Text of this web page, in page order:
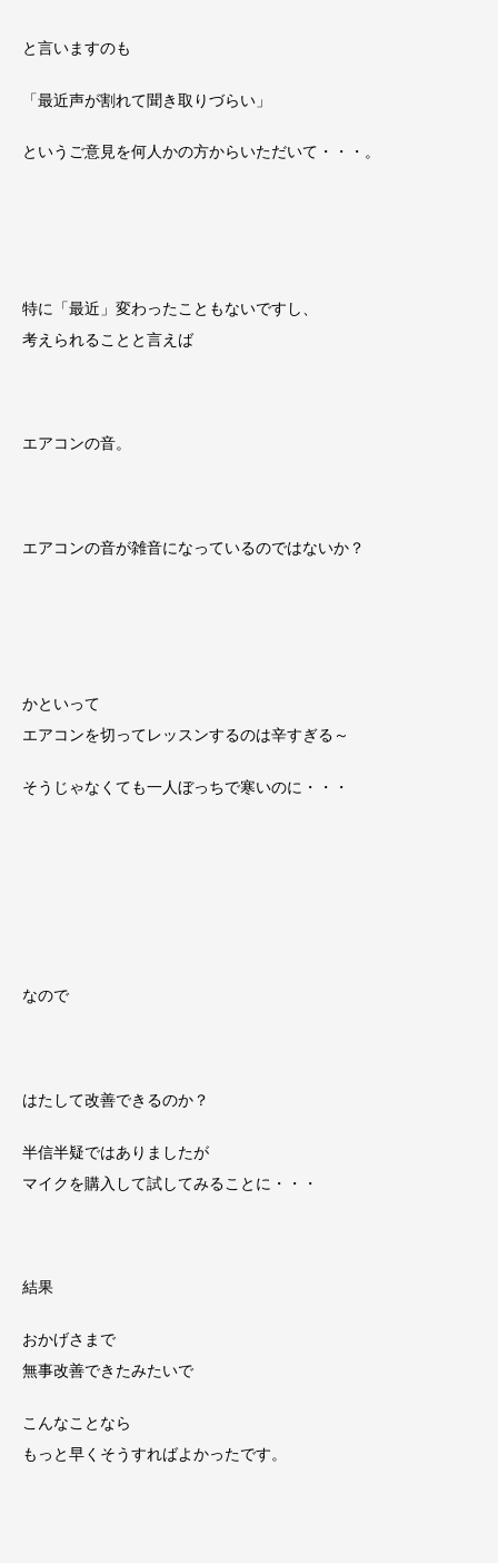
と言いますのも
「最近声が割れて聞き取りづらい」
というご意見を何人かの方からいただいて・・・。
特に「最近」変わったこともないですし、
考えられることと言えば
エアコンの音。
エアコンの音が雑音になっているのではないか？
かといって
エアコンを切ってレッスンするのは辛すぎる～
そうじゃなくても一人ぼっちで寒いのに・・・
なので
はたして改善できるのか？
半信半疑ではありましたが
マイクを購入して試してみることに・・・
結果
おかげさまで
無事改善できたみたいで
こんなことなら
もっと早くそうすればよかったです。